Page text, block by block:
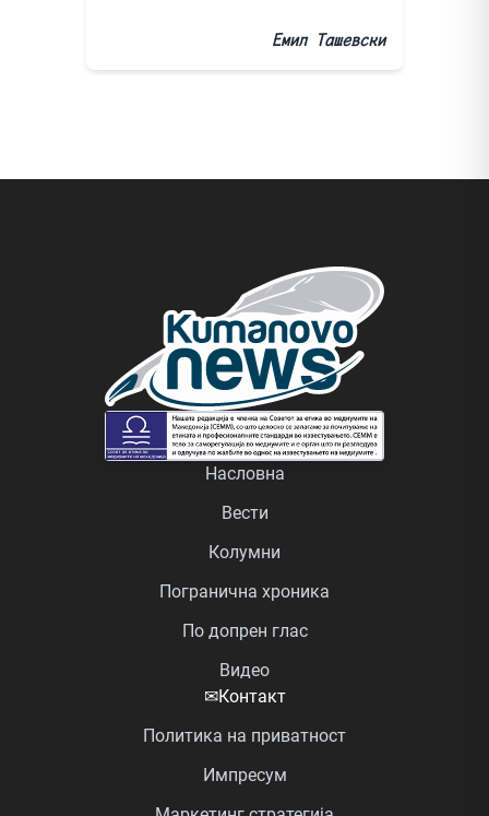
Емил Ташевски
Насловна
Вести
Колумни
Погранична хроника
По допрен глас
Видео
✉Контакт
Политика на приватност
Импресум